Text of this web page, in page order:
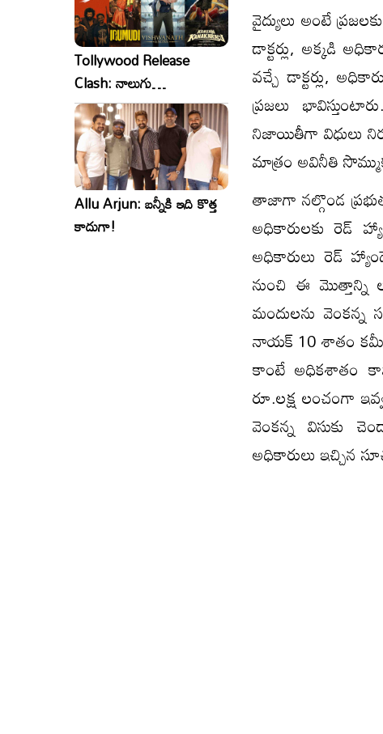
Tollywood Release
Clash: నాలుగు
సినిమాలు..ఒకేసారి..ఎందుకో?
Allu Arjun: బన్నీకి ఇది కొత్త
కాదుగా!
వైద్యులు అంటే
డాక్టర్లు, అక్కడి
వచ్చే డాక్టర్లు,
ప్రజలు
నిజాయితీగా విధులు
మాత్రం అవినీతి
తాజాగా నల్గొండ
అధికారులకు రెడ్
అధికారులు రెడ్
నుంచి ఈ మొత్తాన్ని
మందులను
నాయక్ 10 శాతం
కాంటే అధికశాతం
రూ.లక్ష లంచంగా
వెంకన్న విసుకు
అధికారులు ఇచ్చిన